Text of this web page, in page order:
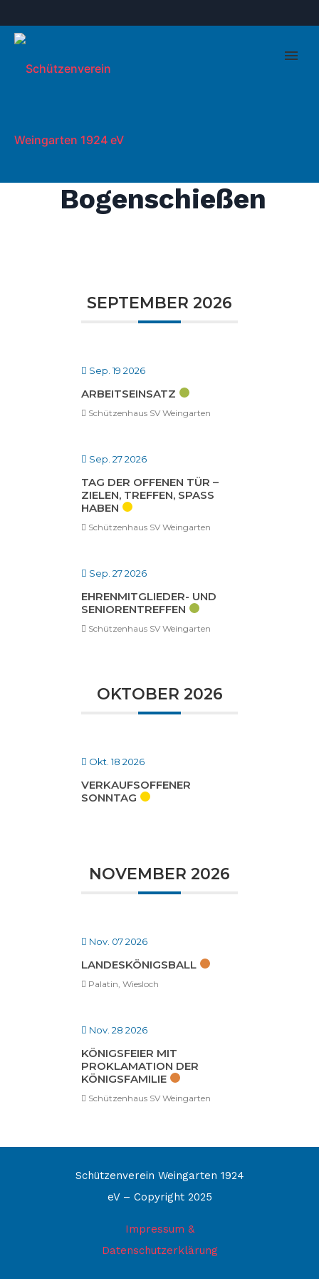
Bogenschießen
SEPTEMBER 2026
Sep. 19 2026
ARBEITSEINSATZ
Schützenhaus SV Weingarten
Sep. 27 2026
TAG DER OFFENEN TÜR –
ZIELEN, TREFFEN, SPASS H
ABEN
Schützenhaus SV Weingarten
Sep. 27 2026
EHRENMITGLIEDER- UND
SENIORENTREFFEN
Schützenhaus SV Weingarten
OKTOBER 2026
Okt. 18 2026
VERKAUFSOFFENER
SONNTAG
NOVEMBER 2026
Nov. 07 2026
LANDESKÖNIGSBALL
Palatin, Wiesloch
Nov. 28 2026
KÖNIGSFEIER MIT
PROKLAMATION DER
KÖNIGSFAMILIE
Schützenhaus SV Weingarten
Schützenverein Weingarten 1924
eV – Copyright 2025
Impressum &
Datenschutzerklärung